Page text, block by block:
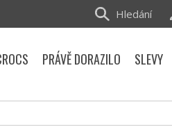
Hledání
PRÁVĚ DORAZILO SLEVY